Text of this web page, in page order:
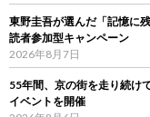
東野圭吾が選んだ「記憶に
読者参加型キャンペーン
2026年8月7日
55年間、京の街を走り続
イベントを開催